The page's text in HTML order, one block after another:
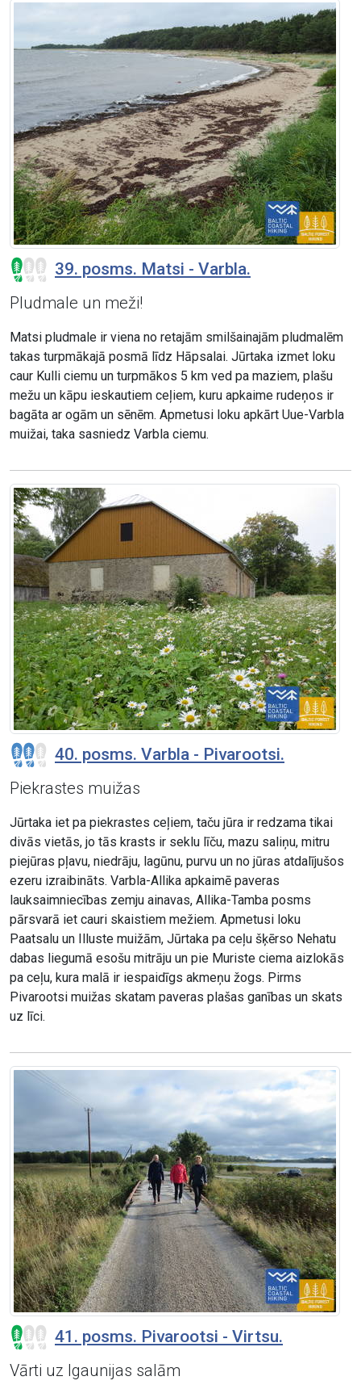
39. posms. Matsi - Varbla.
Pludmale un meži!
Matsi pludmale ir viena no retajām smilšainajām pludmalēm
takas turpmākajā posmā līdz Hāpsalai. Jūrtaka izmet loku
caur Kulli ciemu un turpmākos 5 km ved pa maziem, plašu
mežu un kāpu ieskautiem ceļiem, kuru apkaime rudeņos ir
bagāta ar ogām un sēnēm. Apmetusi loku apkārt Uue-Varbla
muižai, taka sasniedz Varbla ciemu.
40. posms. Varbla - Pivarootsi.
Piekrastes muižas
Jūrtaka iet pa piekrastes ceļiem, taču jūra ir redzama tikai
divās vietās, jo tās krasts ir seklu līču, mazu saliņu, mitru
piejūras pļavu, niedrāju, lagūnu, purvu un no jūras atdalījušos
ezeru izraibināts. Varbla-Allika apkaimē paveras
lauksaimniecības zemju ainavas, Allika-Tamba posms
pārsvarā iet cauri skaistiem mežiem. Apmetusi loku
Paatsalu un Illuste muižām, Jūrtaka pa ceļu šķērso Nehatu
dabas liegumā esošu mitrāju un pie Muriste ciema aizlokās
pa ceļu, kura malā ir iespaidīgs akmeņu žogs. Pirms
Pivarootsi muižas skatam paveras plašas ganības un skats
uz līci.
41. posms. Pivarootsi - Virtsu.
Vārti uz Igaunijas salām